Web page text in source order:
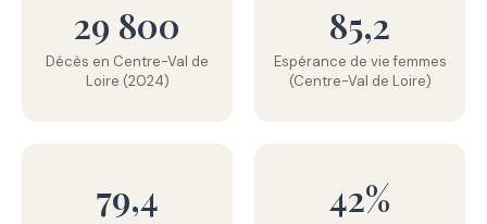
29 800
Décès en Centre-Val de
Loire (2024)
85,2
Espérance de vie femmes
(Centre-Val de Loire)
79,4 42%